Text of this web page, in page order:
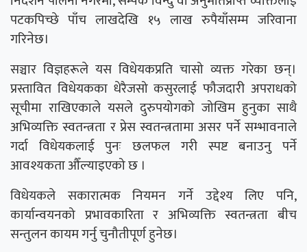
पटकपिच्छे पाँच लाखदेखि १५ लाख रुपैयाँसम्म जरिवाना
गरिनेछ।
सञ्चार विज्ञहरूले यस विधेयकप्रति चासो व्यक्त गरेका छन्।
प्रस्तावित विधेयकका धेरैजसो कसुरलाई फौजदारी अपराधको
सूचीमा राखिएकाले यसले दुरुपयोगको जोखिम हुनुका साथै
अभिव्यक्ति स्वतन्त्रता र प्रेस स्वतन्त्रतामा असर पर्ने सम्भावनाले
गर्दा विधेयकलाई पुनः छलफल गरी स्पष्ट बनाउनु पर्ने
आवश्यकता औँल्याइएको छ ।
विधेयकले सकारात्मक नियमन गर्ने उद्देश्य लिए पनि,
कार्यान्वयनको प्रभावकारिता र अभिव्यक्ति स्वतन्त्रता बीच
सन्तुलन कायम गर्नु चुनौतीपूर्ण हुनेछ।